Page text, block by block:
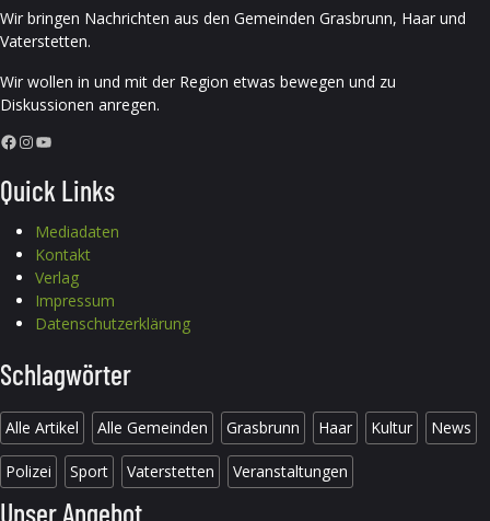
Wir bringen Nachrichten aus den Gemeinden Grasbrunn, Haar und
Vaterstetten.
Wir wollen in und mit der Region etwas bewegen und zu
Diskussionen anregen.
Facebook InstagramYouTube
Quick Links
Mediadaten
Kontakt
Verlag
Impressum
Datenschutzerklärung
Schlagwörter
Alle Artikel Alle Gemeinden Grasbrunn Haar Kultur News
Polizei Sport Vaterstetten Veranstaltungen
Unser Angebot